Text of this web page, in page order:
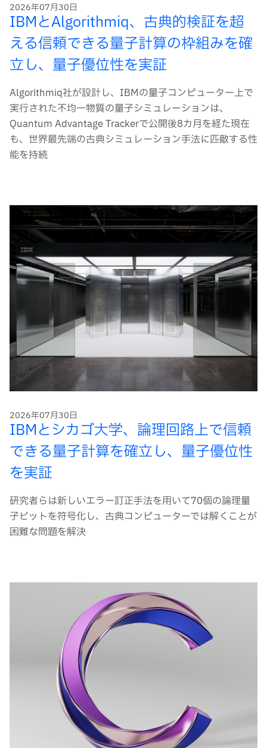
2026年07月30日
IBMとAlgorithmiq、古典的検証を超
える信頼できる量子計算の枠組みを確
立し、量子優位性を実証
Algorithmiq社が設計し、IBMの量子コンピューター上で
実行された不均一物質の量子シミュレーションは、
Quantum Advantage Trackerで公開後8カ月を経た現在
も、世界最先端の古典シミュレーション手法に匹敵する性
能を持続
2026年07月30日
IBMとシカゴ大学、論理回路上で信頼
できる量子計算を確立し、量子優位性
を実証
研究者らは新しいエラー訂正手法を用いて70個の論理量
子ビットを符号化し、古典コンピューターでは解くことが
困難な問題を解決